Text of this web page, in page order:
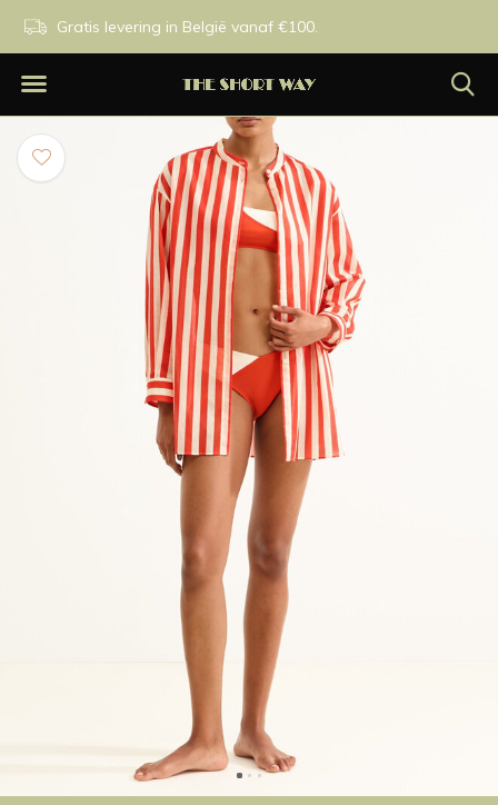
Gratis levering in België vanaf €100.